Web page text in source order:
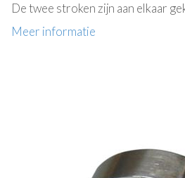
De twee stroken zijn aan elkaar
Meer informatie